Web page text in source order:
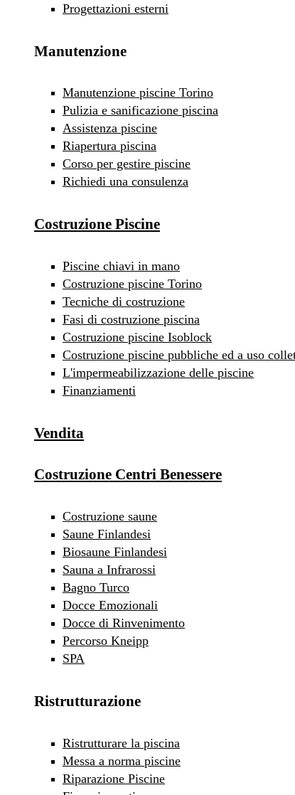
Progettazioni esterni
Manutenzione
Manutenzione piscine Torino
Pulizia e sanificazione piscina
Assistenza piscine
Riapertura piscina
Corso per gestire piscine
Richiedi una consulenza
Costruzione Piscine
Piscine chiavi in mano
Costruzione piscine Torino
Tecniche di costruzione
Fasi di costruzione piscina
Costruzione piscine Isoblock
Costruzione piscine pubbliche ed a uso
L'impermeabilizzazione delle piscine
Finanziamenti
Vendita
Costruzione Centri Benessere
Costruzione saune
Saune Finlandesi
Biosaune Finlandesi
Sauna a Infrarossi
Bagno Turco
Docce Emozionali
Docce di Rinvenimento
Percorso Kneipp
SPA
Ristrutturazione
Ristrutturare la piscina
Messa a norma piscine
Riparazione Piscine